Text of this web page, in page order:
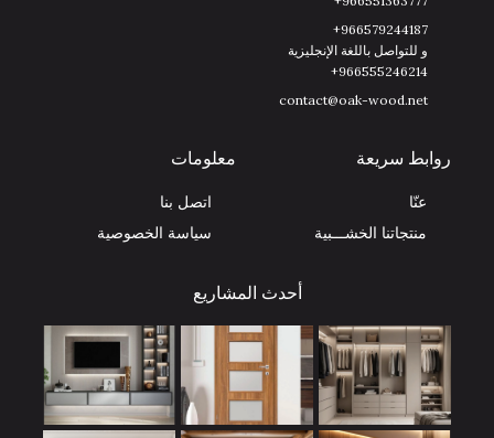
966579244187+
و للتواصل باللغة الإنجليزية
966555246214+
contact@oak-wood.net
روابط سريعة
عنّا
منتجاتنا الخشـــبية
معلومات
اتصل بنا
سياسة الخصوصية
أحدث المشاريع